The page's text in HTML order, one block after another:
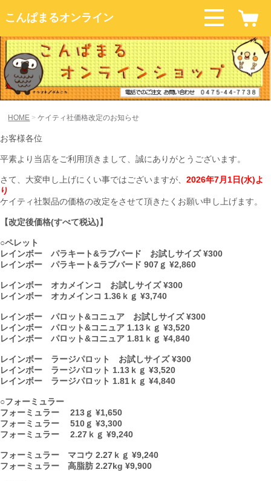
こんぱまるオンライン
HOME ケイティ社価格改定のお知らせ
お客様各位
平素より当店をご利用頂きまして、誠にありがとうございます。
さて、大変申し上げにくい事ではございますが、 2026年7月1日(水)よ
り
ケイティ社製品の価格の改定をさせて頂きたくお願い申し上げます。
【改定後価格(すべて税込)】
○ペレット
レインボー パラキート&ラブバード お試しサイズ ¥300
レインボー パラキート&ラブバード 907ｇ ¥2,860
レインボー オカメインコ お試しサイズ ¥300
レインボー オカメインコ 1.36ｋｇ ¥3,740
レインボー パロット&コニュア お試しサイズ ¥300
レインボー パロット&コニュア 1.13ｋｇ ¥3,520
レインボー パロット&コニュア 1.81ｋｇ ¥4,840
レインボー ラージパロット お試しサイズ ¥300
レインボー ラージパロット 1.13ｋｇ ¥3,520
レインボー ラージパロット 1.81ｋｇ ¥4,840
○フォーミュラー
フォーミュラー 213ｇ ¥1,650
フォーミュラー 510ｇ ¥3,300
フォーミュラー 2.27ｋｇ ¥9,240
フォーミュラー マコウ 2.27ｋｇ ¥9,240
フォーミュラー 高脂肪 2.27kg ¥9,900